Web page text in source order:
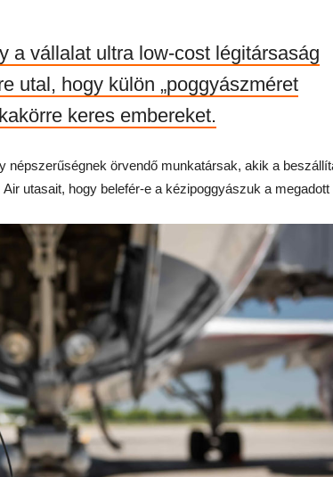
a vállalat ultra low-cost légitársaság
utal, hogy külön „poggyászméret
keres embereket.
népszerűségnek örvendő munkatársak, akik a
utasait, hogy belefér-e a kézipoggyászuk a megadott